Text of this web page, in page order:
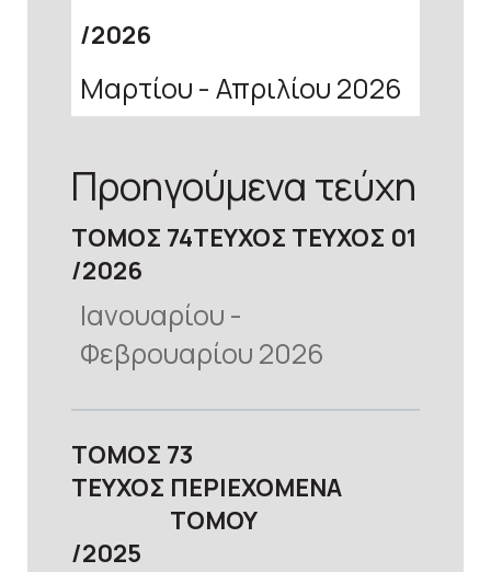
2026
Μαρτίου - Απριλίου 2026
Προηγούμενα τεύχη
ΤΟΜΟΣ 74ΤΕΥΧΟΣ ΤΕΥΧΟΣ 01
2026
Ιανουαρίου -
Φεβρουαρίου 2026
προβολή
ΤΟΜΟΣ 73
ΤΕΥΧΟΣ ΠΕΡΙΕΧΟΜΕΝΑ
ΤΟΜΟΥ
2025